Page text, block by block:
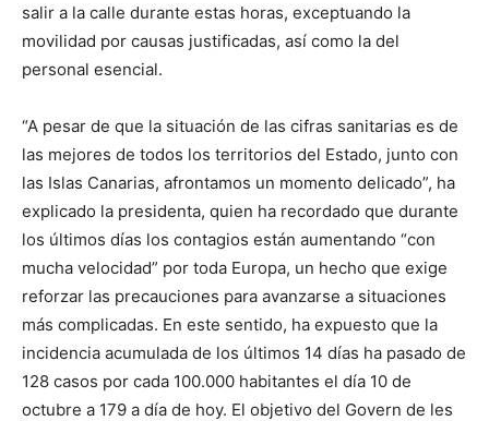
salir a la calle durante estas horas, exceptuando la
movilidad por causas justificadas, así como la del
personal esencial.
“A pesar de que la situación de las cifras sanitarias es de
las mejores de todos los territorios del Estado, junto con
las Islas Canarias, afrontamos un momento delicado”, ha
explicado la presidenta, quien ha recordado que durante
los últimos días los contagios están aumentando “con
mucha velocidad” por toda Europa, un hecho que exige
reforzar las precauciones para avanzarse a situaciones
más complicadas. En este sentido, ha expuesto que la
incidencia acumulada de los últimos 14 días ha pasado de
128 casos por cada 100.000 habitantes el día 10 de
octubre a 179 a día de hoy. El objetivo del Govern de les